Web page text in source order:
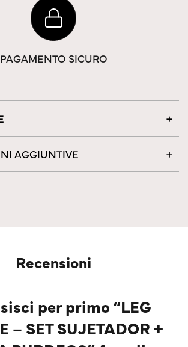
PAGAMENTO SICURO
AGGIUNTIVE
Recensioni
per primo “LEG
– SET SUJETADOR +